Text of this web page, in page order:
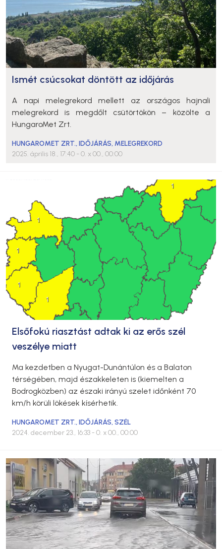
Ismét csúcsokat döntött az időjárás
A napi melegrekord mellett az országos hajnali
melegrekord is megdőlt csütörtökön – közölte a
HungaroMet Zrt.
HUNGAROMET ZRT.,IDŐJÁRÁS, MELEGREKORD
2025. április 18., 17:40 - 0. x 00., 00:00
Elsőfokú riasztást adtak ki az erős szél
veszélye miatt
Ma kezdetben a Nyugat-Dunántúlon és a Balaton
térségében, majd északkeleten is (kiemelten a
Bodrogközben) az északi irányú szelet időnként 70
km/h körüli lökések kísérhetik.
HUNGAROMET ZRT.,IDŐJÁRÁS,SZÉL
2024. december 23., 16:33 - 0. x 00., 00:00